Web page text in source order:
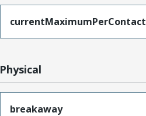
currentMaximumPerContact
Physical
breakaway